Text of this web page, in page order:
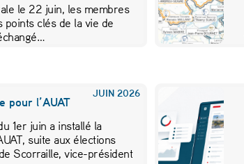
le 22 juin, les membres
points clés de la vie de
JUIN 2026
pour l’AUAT
1er juin a installé la
suite aux élections
Scorraille, vice-président